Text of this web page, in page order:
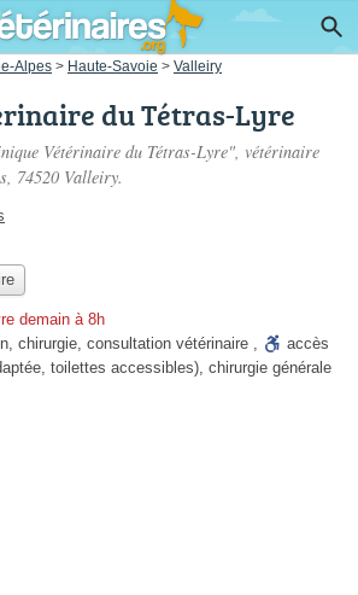
Alpes > Haute-Savoie > Valleiry
du Tétras-Lyre
Vétérinaire du Tétras-Lyre", vétérinaire
, 74520 Valleiry.
demain à 8h
, chirurgie, consultation vétérinaire ,
accès
toilettes accessibles), chirurgie générale